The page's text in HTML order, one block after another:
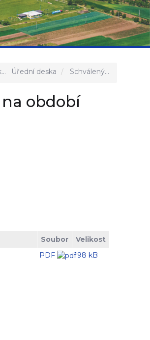
Úřední deska Schválený rozpočet na rok 2026 a výhled na období 2027-2028 ZŠ a MŠ Bohutice
období
Soubor
Velikost
PDF 198 kB